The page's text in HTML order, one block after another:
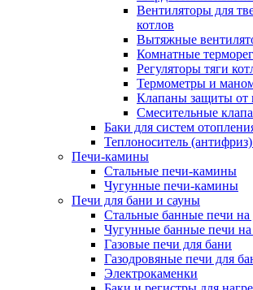
Вентиляторы для
котлов
Вытяжные
Комнатные
Регуляторы тяги
Термометры и
Клапаны защиты от
Смесительные
Баки для систем
Теплоноситель
Печи-камины
Стальные печи-камины
Чугунные печи-камины
Печи для бани и сауны
Стальные банные печи на
Чугунные банные печи на
Газовые печи для бани
Газодровяные печи для
Электрокаменки